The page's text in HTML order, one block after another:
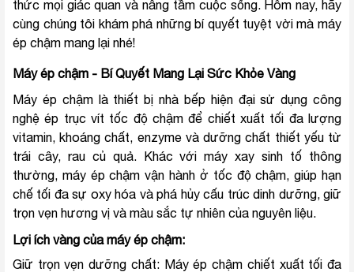
thức mọi giác quan và nâng tầm cuộc sống. Hôm nay, hãy
cùng chúng tôi khám phá những bí quyết tuyệt vời mà máy
ép chậm mang lại nhé!
Máy ép chậm - Bí Quyết Mang Lại Sức Khỏe Vàng
Máy ép chậm là thiết bị nhà bếp hiện đại sử dụng công
nghệ ép trục vít tốc độ chậm để chiết xuất tối đa lượng
vitamin, khoáng chất, enzyme và dưỡng chất thiết yếu từ
trái cây, rau củ quả. Khác với máy xay sinh tố thông
thường, máy ép chậm vận hành ở tốc độ chậm, giúp hạn
chế tối đa sự oxy hóa và phá hủy cấu trúc dinh dưỡng, giữ
trọn vẹn hương vị và màu sắc tự nhiên của nguyên liệu.
Lợi ích vàng của máy ép chậm:
Giữ trọn vẹn dưỡng chất: Máy ép chậm chiết xuất tối đa